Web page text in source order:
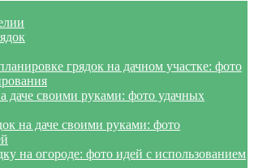
грядок на дачном участке: фото
даче своими руками: фото удачных
на даче своими руками: фото
на огороде: фото идей с использованием